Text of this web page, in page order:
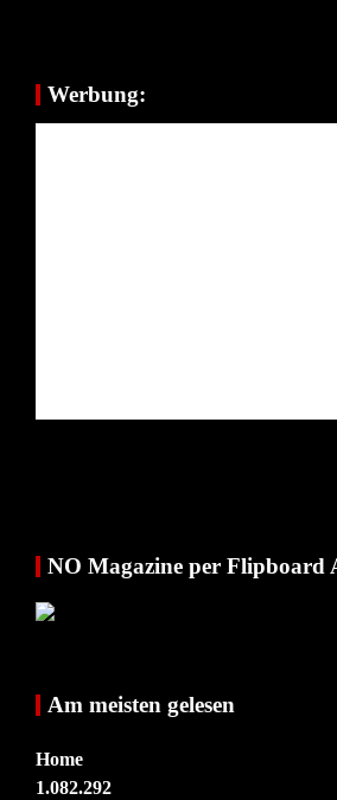
Werbung:
NO Magazine per Flipboard
Am meisten gelesen
Home
1.082.292